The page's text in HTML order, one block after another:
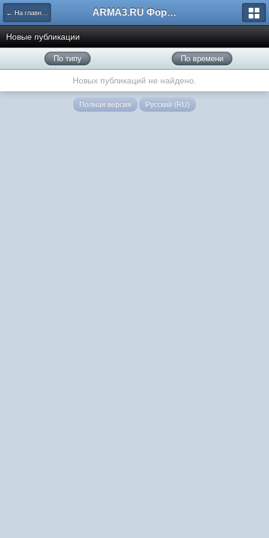
← На главную ARMA3.RU Форум
Новые публикации
По типу По времени
Новых публикаций не найдено.
Полная версия Русский (RU)